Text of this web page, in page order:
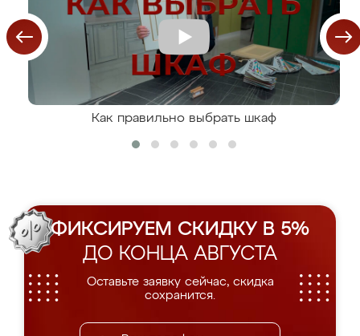
Как правильно выбрать шкаф
ФИКСИРУЕМ СКИДКУ В 5%
ДО КОНЦА АВГУСТА
Оставьте заявку сейчас, скидка
сохранится.